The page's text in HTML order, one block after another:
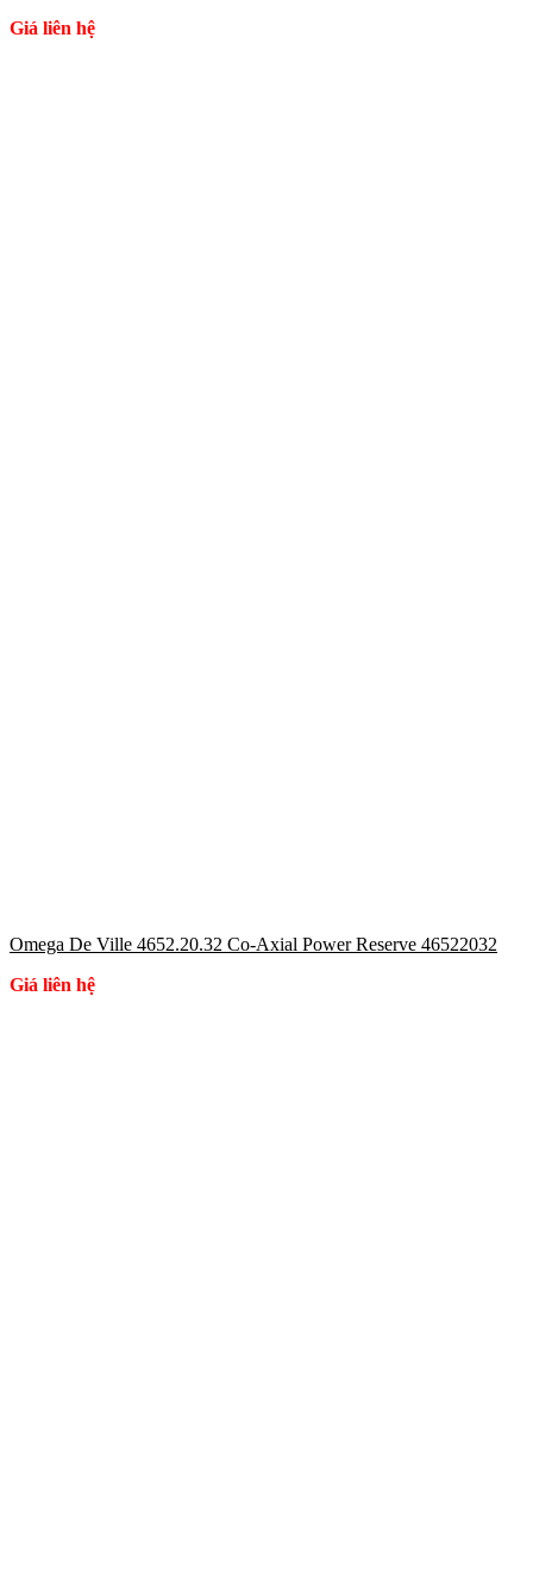
Giá liên hệ
Omega De Ville 4652.20.32 Co-Axial Power Reserve 46522032
Giá liên hệ